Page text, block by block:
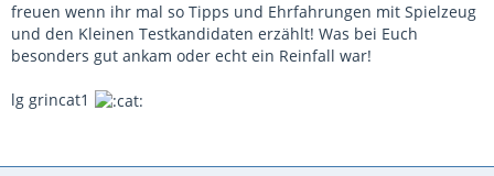
freuen wenn ihr mal so Tipps und Ehrfahrungen mit Spielzeug
und den Kleinen Testkandidaten erzählt! Was bei Euch
besonders gut ankam oder echt ein Reinfall war!
lg grincat1